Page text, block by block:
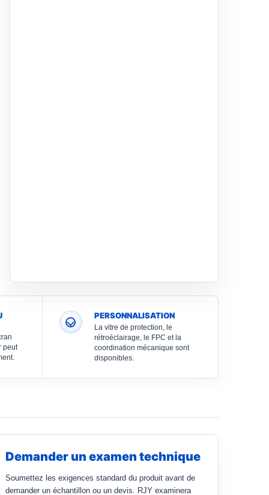
peut
PERSONNALISATION
La vitre de protection, le
rétroéclairage, le FPC et la
coordination mécanique sont
disponibles.
Demander un examen technique
Soumettez les exigences standard du produit avant de
demander un échantillon ou un devis. RJY examinera